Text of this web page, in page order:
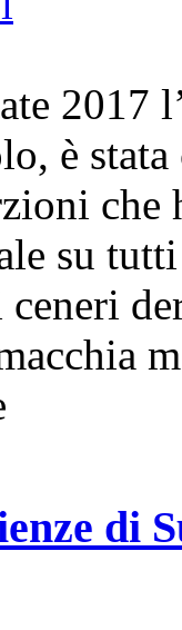
2017
è
su
di